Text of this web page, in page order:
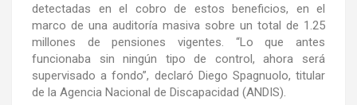
detectadas en el cobro de estos beneficios, en el
marco de una auditoría masiva sobre un total de 1.25
millones de pensiones vigentes. “Lo que antes
funcionaba sin ningún tipo de control, ahora será
supervisado a fondo”, declaró Diego Spagnuolo, titular
de la Agencia Nacional de Discapacidad (ANDIS).